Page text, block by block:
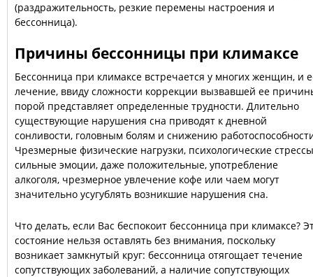
(раздражительность, резкие перемены настроения и
бессонница).
Причины бессонницы при климаксе
Бессонница при климаксе встречается у многих женщин, и
лечение, ввиду сложности коррекции вызвавшей ее
порой представляет определенные трудности. Длительно
существующие нарушения сна приводят к дневной
сонливости, головным болям и снижению
Чрезмерные физические нагрузки, психологические
сильные эмоции, даже положительные, употребление
алкоголя, чрезмерное увлечение кофе или чаем могут
значительно усугублять возникшие нарушения сна.
Что делать, если Вас беспокоит бессонница при климаксе?
состояние нельзя оставлять без внимания, поскольку
возникает замкнутый круг: бессонница отягощает течение
сопутствующих заболеваний, а наличие сопутствующих